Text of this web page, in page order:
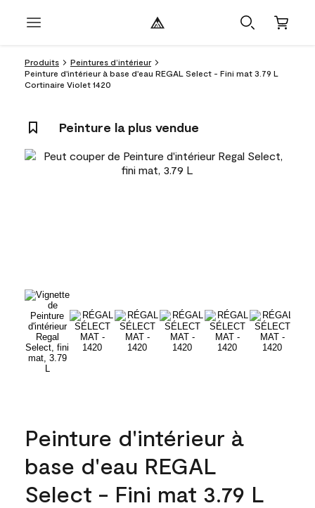
Produits
Peintures d’intérieur
Peinture d'intérieur à base d'eau REGAL Select - Fini mat 3.79 L
Cortinaire Violet 1420
Peinture la plus vendue
Peinture d'intérieur à
base d'eau REGAL
Select - Fini mat 3.79 L